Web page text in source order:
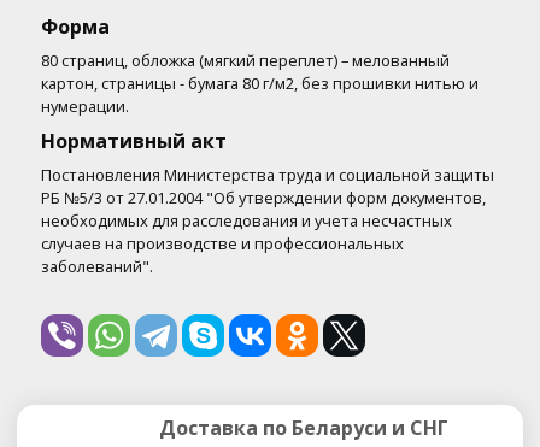
Форма
80 страниц, обложка (мягкий переплет) – мелованный
картон, страницы - бумага 80 г/м2, без прошивки нитью и
нумерации.
Нормативный акт
Постановления Министерства труда и социальной защиты
РБ №5/3 от 27.01.2004 "Об утверждении форм документов,
необходимых для расследования и учета несчастных
случаев на производстве и профессиональных
заболеваний".
Доставка по Беларуси и СНГ